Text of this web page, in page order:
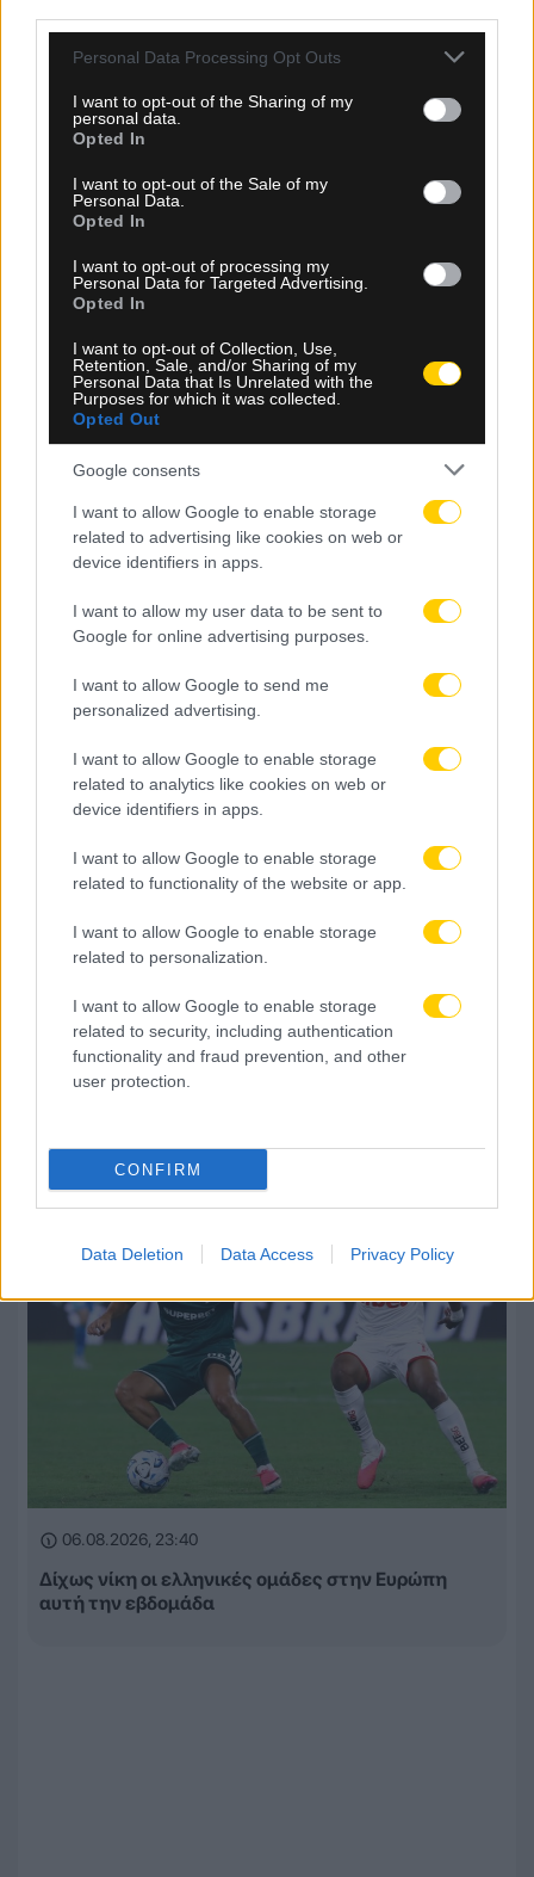
Please note that this website/app uses one or more Google
not limited to your visit or usage behaviour. You may click to
grant or deny consent to Google and its third-party tags to
use your data for below specified purposes in below Google
consent section.
Personal Data Processing Opt Outs
I want to opt-out of the Sharing of my
personal data.
Opted In
I want to opt-out of the Sale of my
Personal Data.
Opted In
I want to opt-out of processing my
Personal Data for Targeted Advertising.
Opted In
I want to opt-out of Collection, Use,
Retention, Sale, and/or Sharing of my
Personal Data that Is Unrelated with the
Purposes for which it was collected.
Opted Out
Google consents
I want to allow Google to enable storage
related to advertising like cookies on web or
device identifiers in apps.
I want to allow my user data to be sent to
Google for online advertising purposes.
I want to allow Google to send me
personalized advertising.
I want to allow Google to enable storage
related to analytics like cookies on web or
device identifiers in apps.
I want to allow Google to enable storage
related to functionality of the website or app.
I want to allow Google to enable storage
related to personalization.
I want to allow Google to enable storage
related to security, including authentication
functionality and fraud prevention, and other
user protection.
CONFIRM
Data Deletion Data Access Privacy Policy
μεταγραφικά σενάρια για τον μέσο του Ολυμπιακού. Η
“Εquipe” έκανε αναφορά στο γεγονός ότι ο Εμβιλά
Superleague την περασμένη σεζόν και πρόσθεσε ότι έχει
προκαλέσει…
Δείτε Περισσότερα
Ροή Ειδήσεων
07.08.2026, 00:08
06.08.2026, 23:40
Δίχως νίκη οι ελληνικές ομάδες στην Ευρώπη
αυτή την εβδομάδα